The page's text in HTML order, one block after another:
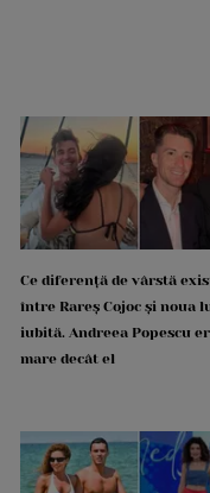
Ce diferență de vârstă
între Rareș Cojoc și noua
iubită. Andreea Popescu
mare decât el